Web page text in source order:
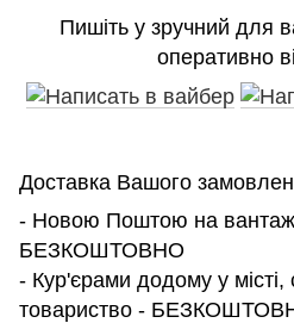
Пишіть у зручний для
оперативно
Доставка Вашого
- Новою Поштою на
БЕЗКОШТОВНО
- Кур'єрами додому у місті,
товариство -